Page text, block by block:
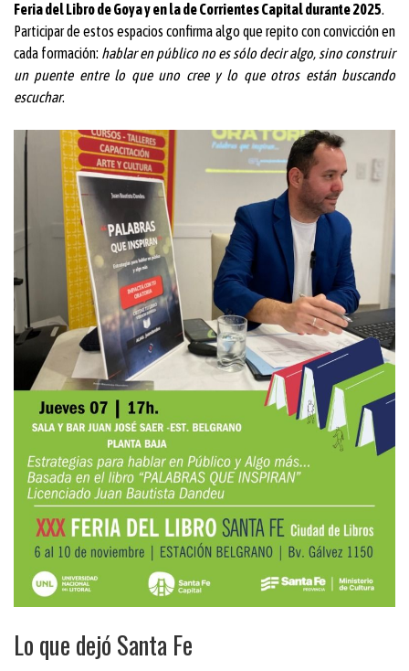
Feria del Libro de Goya y en la de Corrientes Capital durante 2025
Participar de estos espacios confirma algo que repito con convicción en
cada formación: hablar en público no es sólo decir algo, sino construir
un puente entre lo que uno cree y lo que otros están buscando
escuchar.
Lo que dejó Santa Fe